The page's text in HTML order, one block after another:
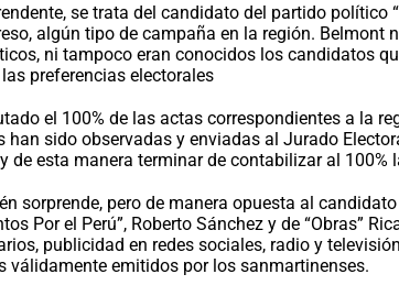
se trata del candidato del partido
algún tipo de campaña en la región.
ni tampoco eran conocidos los candidatos
preferencias electorales
el 100% de las actas correspondientes a
han sido observadas y enviadas al Jurado
esta manera terminar de contabilizar al 100%
sorprende, pero de manera opuesta al
Por el Perú”, Roberto Sánchez y de “Obras”
publicidad en redes sociales, radio y
válidamente emitidos por los sanmartinenses.